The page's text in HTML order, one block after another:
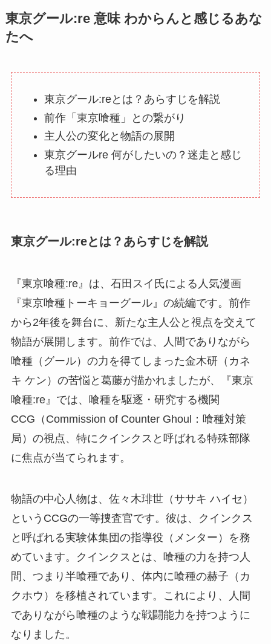
東京グール:re 意味 わからんと感じるあな
たへ
東京グール:reとは？あらすじを解説
前作「東京喰種」との繋がり
主人公の変化と物語の展開
東京グールre 何がしたいの？迷走と感じ
る理由
東京グール:reとは？あらすじを解説
『東京喰種:re』は、石田スイ氏による人気漫画
『東京喰種トーキョーグール』の続編です。前作
から2年後を舞台に、新たな主人公と視点を交えて
物語が展開します。前作では、人間でありながら
喰種（グール）の力を得てしまった金木研（カネ
キ ケン）の苦悩と葛藤が描かれましたが、『東京
喰種:re』では、喰種を駆逐・研究する機関
CCG（Commission of Counter Ghoul：喰種対策
局）の視点、特にクインクスと呼ばれる特殊部隊
に焦点が当てられます。
物語の中心人物は、佐々木琲世（ササキ ハイセ）
というCCGの一等捜査官です。彼は、クインクス
と呼ばれる実験体集団の指導役（メンター）を務
めています。クインクスとは、喰種の力を持つ人
間、つまり半喰種であり、体内に喰種の赫子（カ
クホウ）を移植されています。これにより、人間
でありながら喰種のような戦闘能力を持つように
なりました。